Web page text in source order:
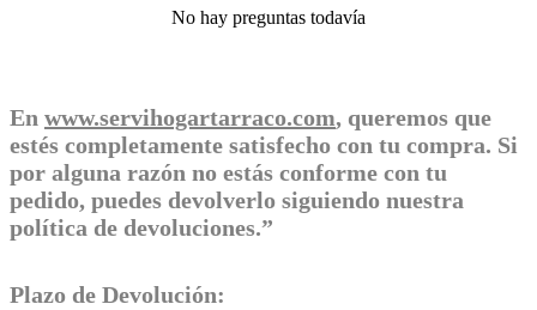
No hay preguntas todavía
En www.servihogartarraco.com, queremos que
estés completamente satisfecho con tu compra. Si
por alguna razón no estás conforme con tu
pedido, puedes devolverlo siguiendo nuestra
política de devoluciones.”
Plazo de Devolución: